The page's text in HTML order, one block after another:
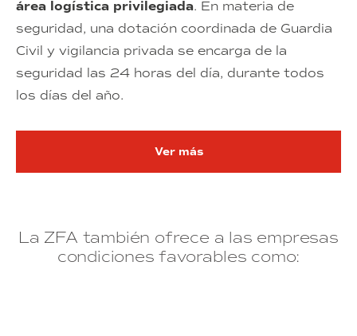
área logística privilegiada. En materia de
seguridad, una dotación coordinada de Guardia
Civil y vigilancia privada se encarga de la
seguridad las 24 horas del día, durante todos
los días del año.
Ver másVer más sobre Zona
La ZFA también ofrece a las empresas
condiciones favorables como: